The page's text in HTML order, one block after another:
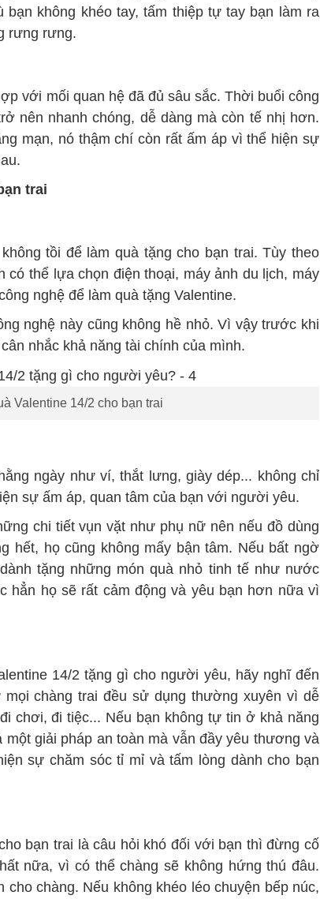
không khéo tay, tấm thiệp tự tay bạn làm ra
rưng rưng.
với mối quan hệ đã đủ sâu sắc. Thời buổi công
nên nhanh chóng, dễ dàng mà còn tế nhị hơn.
mạn, nó thậm chí còn rất ấm áp vì thể hiện sự
trai
tồi để làm quà tặng cho bạn trai. Tùy theo
có thể lựa chọn điện thoại, máy ảnh du lịch, máy
nghệ để làm quà tặng Valentine.
nghệ này cũng không hề nhỏ. Vì vậy trước khi
nhắc khả năng tài chính của mình.
Valentine 14/2 cho bạn trai
ngày như ví, thắt lưng, giày dép... không chỉ
sự ấm áp, quan tâm của bạn với người yêu.
chi tiết vụn vặt như phụ nữ nên nếu đồ dùng
hết, họ cũng không mấy bận tâm. Nếu bất ngờ
tặng những món quà nhỏ tinh tế như nước
hẳn họ sẽ rất cảm động và yêu bạn hơn nữa vì
14/2 tặng gì cho người yêu, hãy nghĩ đến
chàng trai đều sử dụng thường xuyên vì dễ
chơi, đi tiệc... Nếu bạn không tự tin ở khả năng
giải pháp an toàn mà vẫn đầy yêu thương và
sự chăm sóc tỉ mỉ và tấm lòng dành cho bạn
bạn trai là câu hỏi khó đối với bạn thì đừng cố
nữa, vì có thể chàng sẽ không hứng thú đâu.
chàng. Nếu không khéo léo chuyện bếp núc,